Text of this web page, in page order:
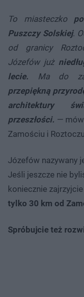
To miasteczko
Puszczy Solskiej.
od granicy
Józefów już
lecie. Ma do
przepiękną
architektury
przeszłości. —
Zamościu i
Józefów nazywany
Jeśli jeszcze nie
koniecznie
tylko 30 km od
Spróbujcie też